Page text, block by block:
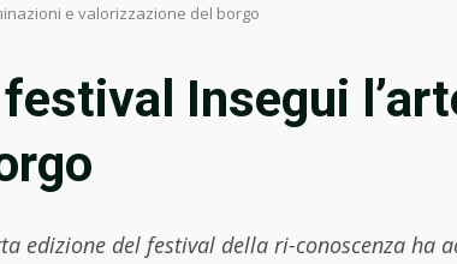
e valorizzazione del borgo
Insegui
edizione del festival della ri-conoscenza ha